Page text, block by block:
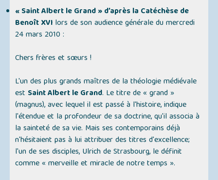
« Saint Albert le Grand » d’après la Catéchèse de
Benoît XVI lors de son audience générale du mercredi
24 mars 2010 :
Chers frères et sœurs !
L'un des plus grands maîtres de la théologie médiévale
est Saint Albert le Grand. Le titre de « grand »
(magnus), avec lequel il est passé à l'histoire, indique
l'étendue et la profondeur de sa doctrine, qu'il associa à
la sainteté de sa vie. Mais ses contemporains déjà
n'hésitaient pas à lui attribuer des titres d'excellence;
l'un de ses disciples, Ulrich de Strasbourg, le définit
comme « merveille et miracle de notre temps ».